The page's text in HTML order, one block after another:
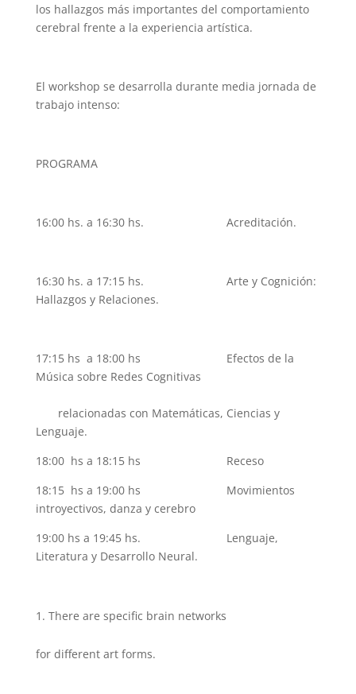
los hallazgos más importantes del comportamiento
cerebral frente a la experiencia artística.
El workshop se desarrolla durante media jornada de
trabajo intenso:
PROGRAMA
16:00 hs. a 16:30 hs. Acreditación.
16:30 hs. a 17:15 hs. Arte y Cognición:
Hallazgos y Relaciones.
17:15 hs a 18:00 hs Efectos de la
Música sobre Redes Cognitivas
relacionadas con Matemáticas, Ciencias y
Lenguaje.
18:00 hs a 18:15 hs Receso
18:15 hs a 19:00 hs Movimientos
introyectivos, danza y cerebro
19:00 hs a 19:45 hs. Lenguaje,
Literatura y Desarrollo Neural.
There are specific brain networks
for different art forms.